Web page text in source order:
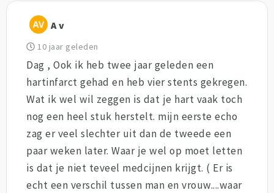
A v
10 jaar geleden
Dag , Ook ik heb twee jaar geleden een
hartinfarct gehad en heb vier stents gekregen.
Wat ik wel wil zeggen is dat je hart vaak toch
nog een heel stuk herstelt. mijn eerste echo
zag er veel slechter uit dan de tweede een
paar weken later. Waar je wel op moet letten
is dat je niet teveel medcijnen krijgt. ( Er is
echt een verschil tussen man en vrouw....waar